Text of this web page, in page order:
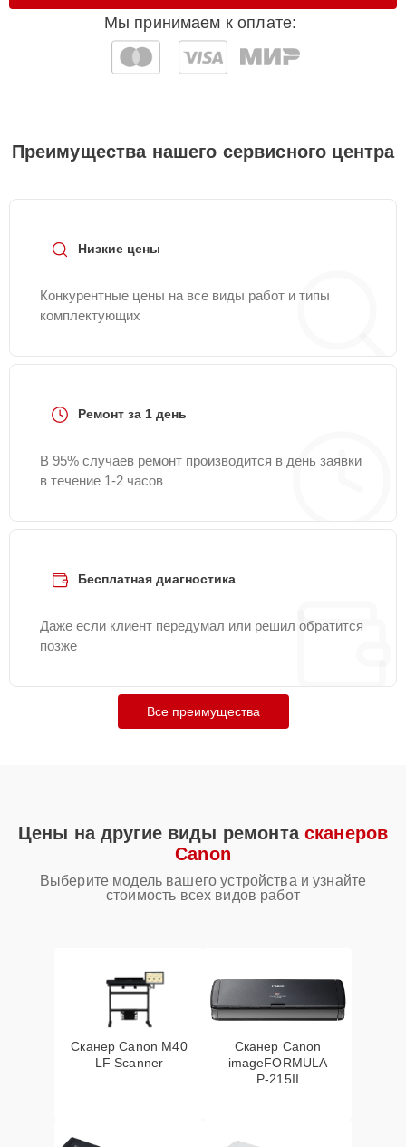
Мы принимаем к оплате:
Преимущества нашего сервисного центра
Низкие цены
Конкурентные цены на все виды работ и типы
комплектующих
Ремонт за 1 день
В 95% случаев ремонт производится в день заявки
в течение 1-2 часов
Бесплатная диагностика
Даже если клиент передумал или решил обратится
позже
Все преимущества
Цены на другие виды ремонта сканеров
Canon
Выберите модель вашего устройства и узнайте
стоимость всех видов работ
Сканер Canon M40
LF Scanner
Сканер Canon
imageFORMULA
P‑215II